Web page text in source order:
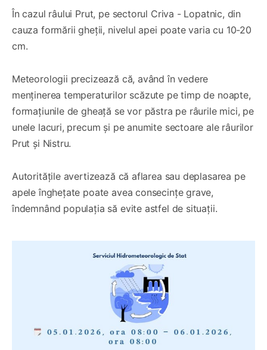
În cazul râului Prut, pe sectorul Criva - Lopatnic, din
cauza formării gheții, nivelul apei poate varia cu 10-20
cm.
Meteorologii precizează că, având în vedere
menținerea temperaturilor scăzute pe timp de noapte,
formațiunile de gheață se vor păstra pe râurile mici, pe
unele lacuri, precum și pe anumite sectoare ale râurilor
Prut și Nistru.
Autoritățile avertizează că aflarea sau deplasarea pe
apele înghețate poate avea consecințe grave,
îndemnând populația să evite astfel de situații.